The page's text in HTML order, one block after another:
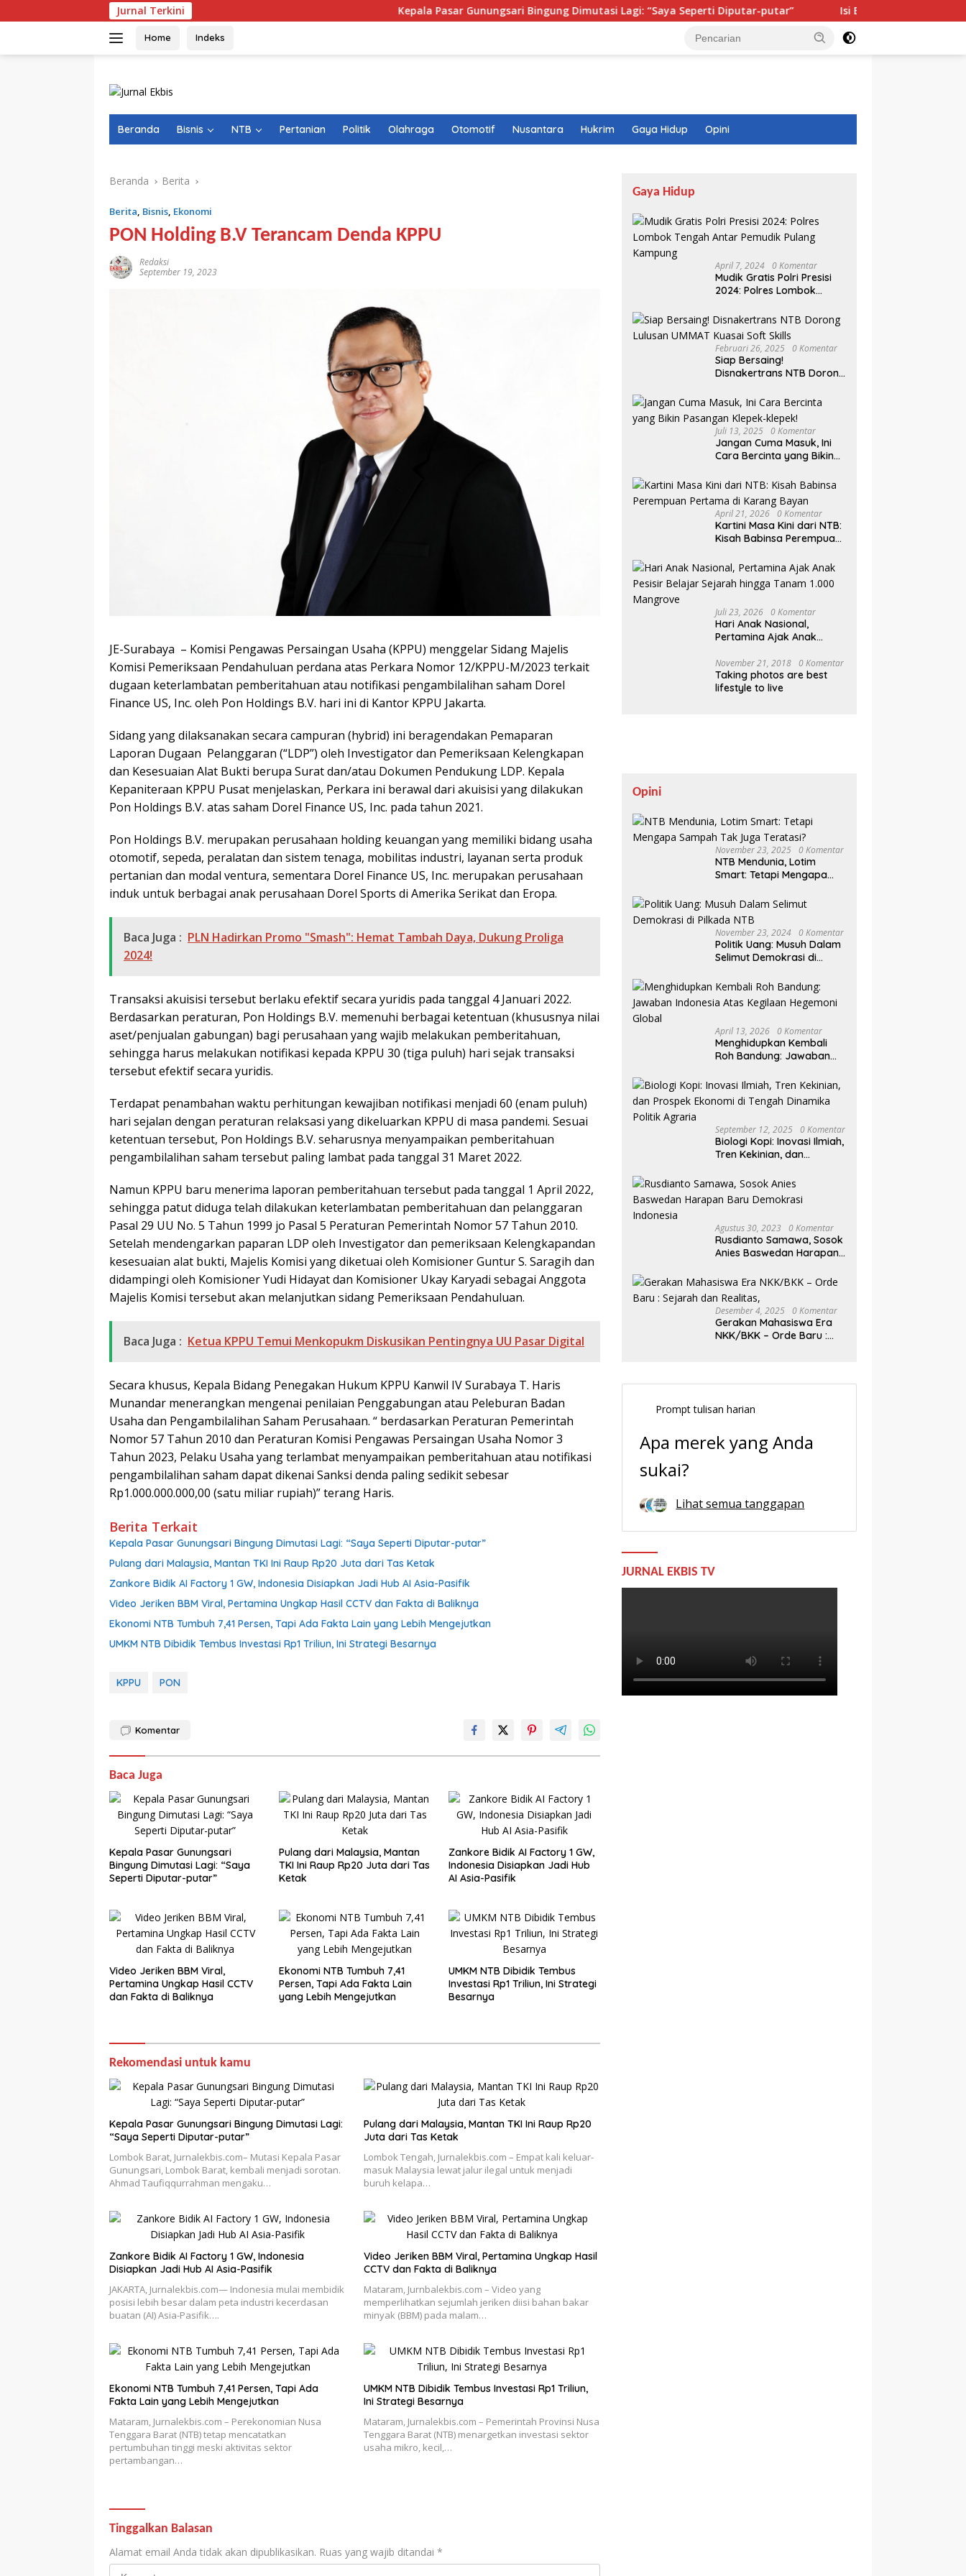
ke
Jurnal Terkini Kepala Pasar Gunungsari Bingung Dimutasi Lagi: “Saya Seperti Diputar-putar” Isi Buku Pelajaran Akan Dirombak, Ini
Home Indeks
Beranda Bisnis NTB Pertanian Politik Olahraga Otomotif Nusantara Hukrim Gaya Hidup Opini
Beranda Berita
Berita, Bisnis, Ekonomi
PON Holding B.V Terancam Denda KPPU
Redaksi
September 19, 2023
JE-Surabaya – Komisi Pengawas Persaingan Usaha (KPPU) menggelar Sidang Majelis
Komisi Pemeriksaan Pendahuluan perdana atas Perkara Nomor 12/KPPU-M/2023 terkait
dugaan keterlambatan pemberitahuan atau notifikasi pengambilalihan saham Dorel
Finance US, Inc. oleh Pon Holdings B.V. hari ini di Kantor KPPU Jakarta.
Sidang yang dilaksanakan secara campuran (hybrid) ini beragendakan Pemaparan
Laporan Dugaan Pelanggaran (“LDP”) oleh Investigator dan Pemeriksaan Kelengkapan
dan Kesesuaian Alat Bukti berupa Surat dan/atau Dokumen Pendukung LDP. Kepala
Kepaniteraan KPPU Pusat menjelaskan, Perkara ini berawal dari akuisisi yang dilakukan
Pon Holdings B.V. atas saham Dorel Finance US, Inc. pada tahun 2021.
Pon Holdings B.V. merupakan perusahaan holding keuangan yang memiliki bidang usaha
otomotif, sepeda, peralatan dan sistem tenaga, mobilitas industri, layanan serta produk
pertanian dan modal ventura, sementara Dorel Finance US, Inc. merupakan perusahaan
induk untuk berbagai anak perusahaan Dorel Sports di Amerika Serikat dan Eropa.
Baca Juga : PLN Hadirkan Promo "Smash": Hemat Tambah Daya, Dukung Proliga
2024!
Transaksi akuisisi tersebut berlaku efektif secara yuridis pada tanggal 4 Januari 2022.
Berdasarkan peraturan, Pon Holdings B.V. memenuhi berbagai ketentuan (khususnya nilai
aset/penjualan gabungan) bagi perusahaan yang wajib melakukan pemberitahuan,
sehingga harus melakukan notifikasi kepada KPPU 30 (tiga puluh) hari sejak transaksi
tersebut efektif secara yuridis.
Terdapat penambahan waktu perhitungan kewajiban notifikasi menjadi 60 (enam puluh)
hari sejalan dengan peraturan relaksasi yang dikeluarkan KPPU di masa pandemi. Sesuai
ketentuan tersebut, Pon Holdings B.V. seharusnya menyampaikan pemberitahuan
pengambilalihan saham tersebut paling lambat pada tanggal 31 Maret 2022.
Namun KPPU baru menerima laporan pemberitahuan tersebut pada tanggal 1 April 2022,
sehingga patut diduga telah dilakukan keterlambatan pemberitahuan dan pelanggaran
Pasal 29 UU No. 5 Tahun 1999 jo Pasal 5 Peraturan Pemerintah Nomor 57 Tahun 2010.
Setelah mendengarkan paparan LDP oleh Investigator dan pemeriksaan Kelengkapandan
kesesuaian alat bukti, Majelis Komisi yang diketuai oleh Komisioner Guntur S. Saragih dan
didampingi oleh Komisioner Yudi Hidayat dan Komisioner Ukay Karyadi sebagai Anggota
Majelis Komisi tersebut akan melanjutkan sidang Pemeriksaan Pendahuluan.
Baca Juga : Ketua KPPU Temui Menkopukm Diskusikan Pentingnya UU Pasar Digital
Secara khusus, Kepala Bidang Penegakan Hukum KPPU Kanwil IV Surabaya T. Haris
Munandar menerangkan mengenai penilaian Penggabungan atau Peleburan Badan
Usaha dan Pengambilalihan Saham Perusahaan. “ berdasarkan Peraturan Pemerintah
Nomor 57 Tahun 2010 dan Peraturan Komisi Pengawas Persaingan Usaha Nomor 3
Tahun 2023, Pelaku Usaha yang terlambat menyampaikan pemberitahuan atau notifikasi
pengambilalihan saham dapat dikenai Sanksi denda paling sedikit sebesar
Rp1.000.000.000,00 (satu miliar rupiah)” terang Haris.
Berita Terkait
Kepala Pasar Gunungsari Bingung Dimutasi Lagi: “Saya Seperti Diputar-putar”
Pulang dari Malaysia, Mantan TKI Ini Raup Rp20 Juta dari Tas Ketak
Zankore Bidik AI Factory 1 GW, Indonesia Disiapkan Jadi Hub AI Asia-Pasifik
Video Jeriken BBM Viral, Pertamina Ungkap Hasil CCTV dan Fakta di Baliknya
Ekonomi NTB Tumbuh 7,41 Persen, Tapi Ada Fakta Lain yang Lebih Mengejutkan
UMKM NTB Dibidik Tembus Investasi Rp1 Triliun, Ini Strategi Besarnya
KPPU PON
Komentar
Baca Juga
Kepala Pasar Gunungsari
Bingung Dimutasi Lagi: “Saya
Seperti Diputar-putar”
Pulang dari Malaysia, Mantan
TKI Ini Raup Rp20 Juta dari Tas
Ketak
Zankore Bidik AI Factory 1 GW,
Indonesia Disiapkan Jadi Hub
AI Asia-Pasifik
Video Jeriken BBM Viral,
Pertamina Ungkap Hasil CCTV
dan Fakta di Baliknya
Ekonomi NTB Tumbuh 7,41
Persen, Tapi Ada Fakta Lain
yang Lebih Mengejutkan
UMKM NTB Dibidik Tembus
Investasi Rp1 Triliun, Ini Strategi
Besarnya
Rekomendasi untuk kamu
Kepala Pasar Gunungsari Bingung Dimutasi Lagi:
“Saya Seperti Diputar-putar”
Lombok Barat, Jurnalekbis.com– Mutasi Kepala Pasar
Gunungsari, Lombok Barat, kembali menjadi sorotan.
Ahmad Taufiqqurrahman mengaku…
Pulang dari Malaysia, Mantan TKI Ini Raup Rp20
Juta dari Tas Ketak
Lombok Tengah, Jurnalekbis.com – Empat kali keluar-
masuk Malaysia lewat jalur ilegal untuk menjadi
buruh kelapa…
Zankore Bidik AI Factory 1 GW, Indonesia
Disiapkan Jadi Hub AI Asia-Pasifik
JAKARTA, Jurnalekbis.com— Indonesia mulai membidik
posisi lebih besar dalam peta industri kecerdasan
buatan (AI) Asia-Pasifik….
Video Jeriken BBM Viral, Pertamina Ungkap Hasil
CCTV dan Fakta di Baliknya
Mataram, Jurnbalekbis.com – Video yang
memperlihatkan sejumlah jeriken diisi bahan bakar
minyak (BBM) pada malam…
Ekonomi NTB Tumbuh 7,41 Persen, Tapi Ada
Fakta Lain yang Lebih Mengejutkan
Mataram, Jurnalekbis.com – Perekonomian Nusa
Tenggara Barat (NTB) tetap mencatatkan
pertumbuhan tinggi meski aktivitas sektor
pertambangan…
UMKM NTB Dibidik Tembus Investasi Rp1 Triliun,
Ini Strategi Besarnya
Mataram, Jurnalekbis.com – Pemerintah Provinsi Nusa
Tenggara Barat (NTB) menargetkan investasi sektor
usaha mikro, kecil,…
Tinggalkan Balasan
Alamat email Anda tidak akan dipublikasikan. Ruas yang wajib ditandai *
Gaya Hidup
April 7, 2024 0 Komentar
Mudik Gratis Polri Presisi
2024: Polres Lombok
Pulang Kampung
Februari 26, 2025 0 Komentar
Siap Bersaing!
Disnakertrans NTB Dorong
Soft Skills
Juli 13, 2025 0 Komentar
Jangan Cuma Masuk, Ini
Cara Bercinta yang Bikin
April 21, 2026 0 Komentar
Kartini Masa Kini dari NTB:
Kisah Babinsa Perempuan
Juli 23, 2026 0 Komentar
Hari Anak Nasional,
Pertamina Ajak Anak
hingga Tanam 1.000
Mangrove
November 21, 2018 0 Komentar
Taking photos are best
lifestyle to live
Opini
November 23, 2025 0 Komentar
NTB Mendunia, Lotim
Smart: Tetapi Mengapa
Teratasi?
November 23, 2024 0 Komentar
Politik Uang: Musuh Dalam
Selimut Demokrasi di
April 13, 2026 0 Komentar
Menghidupkan Kembali
Roh Bandung: Jawaban
Hegemoni Global
September 12, 2025 0 Komentar
Biologi Kopi: Inovasi Ilmiah,
Tren Kekinian, dan
Tengah Dinamika Politik
Agraria
Agustus 30, 2023 0 Komentar
Rusdianto Samawa, Sosok
Anies Baswedan Harapan
Desember 4, 2025 0 Komentar
Gerakan Mahasiswa Era
NKK/BKK – Orde Baru :
Prompt tulisan harian
Apa merek yang Anda
sukai?
Lihat semua tanggapan
JURNAL EKBIS TV